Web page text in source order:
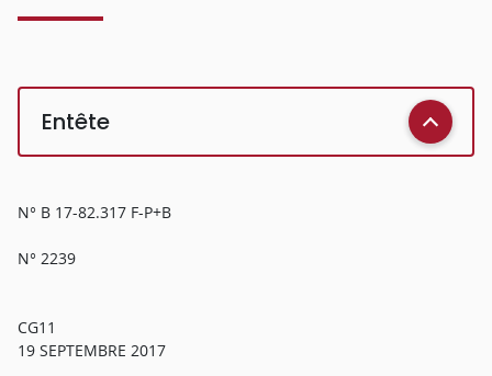
Entête
N° B 17-82.317 F-P+B
N° 2239
CG11
19 SEPTEMBRE 2017